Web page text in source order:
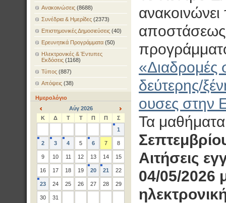
Ανακοινώσεις (8688)
Συνέδρια & Ημερίδες (2373)
Επιστημονικές Δημοσιεύσεις (40)
Ερευνητικά Προγράμματα (50)
Ηλεκτρονικές & Έντυπες
Εκδόσεις (1168)
Τύπος (887)
Απόψεις (38)
Ημερολόγιο
<
Αύγ 2026
>
Κ Δ Τ Τ Π Π
Σ
1
2 3 4 5 6 7 8
9 10 11 12 13 14 15
16 17 18 19 20 21 22
23 24 25 26 27 28 29
30
31
αποστάσεως
«Διαδρομές
δεύτερης/
ουσες στην
Τα
Αιτήσεις
04/05/2026